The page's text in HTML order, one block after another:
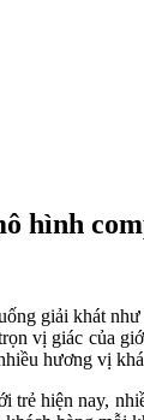
hình
giải khát
vị giác của
hương vị
trẻ hiện nay,